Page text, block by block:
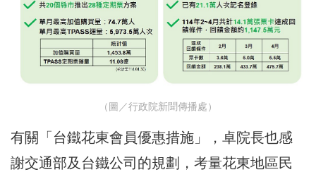
（圖／行政院新聞傳播處）
有關「台鐵花東會員優惠措施」，卓院長也感
謝交通部及台鐵公司的規劃，考量花東地區民